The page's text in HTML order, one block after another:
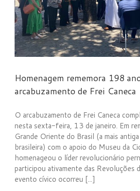
Homenagem rememora 198
arcabuzamento de Frei Caneca
O arcabuzamento de Frei Caneca
nesta sexta-feira, 13 de janeiro. Em
Grande Oriente do Brasil (a mais
brasileira) com o apoio do Museu da
homenageou o líder revolucionário
participou ativamente das
evento cívico ocorreu [...]